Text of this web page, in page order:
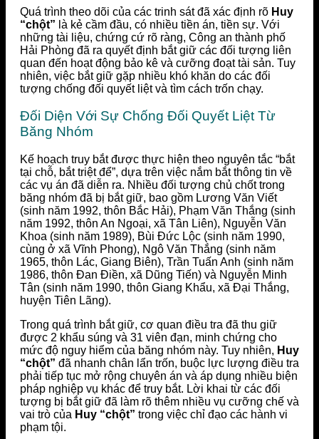
Quá trình theo dõi của các trinh sát đã xác định rõ Huy
“chột” là kẻ cầm đầu, có nhiều tiền án, tiền sự. Với
những tài liệu, chứng cứ rõ ràng, Công an thành phố
Hải Phòng đã ra quyết định bắt giữ các đối tượng liên
quan đến hoạt động bảo kê và cưỡng đoạt tài sản. Tuy
nhiên, việc bắt giữ gặp nhiều khó khăn do các đối
tượng chống đối quyết liệt và tìm cách trốn chạy.
Đối Diện Với Sự Chống Đối Quyết Liệt Từ
Băng Nhóm
Kế hoạch truy bắt được thực hiện theo nguyên tắc “bắt
tại chỗ, bắt triệt để”, dựa trên việc nắm bắt thông tin về
các vụ án đã diễn ra. Nhiều đối tượng chủ chốt trong
băng nhóm đã bị bắt giữ, bao gồm Lương Văn Viết
(sinh năm 1992, thôn Bắc Hải), Phạm Văn Thắng (sinh
năm 1992, thôn An Ngoại, xã Tân Liên), Nguyễn Văn
Khoa (sinh năm 1989), Bùi Đức Lộc (sinh năm 1990,
cùng ở xã Vĩnh Phong), Ngô Văn Thắng (sinh năm
1965, thôn Lác, Giang Biên), Trần Tuấn Anh (sinh năm
1986, thôn Đan Điền, xã Dũng Tiến) và Nguyễn Minh
Tân (sinh năm 1990, thôn Giang Khẩu, xã Đại Thắng,
huyện Tiên Lãng).
Trong quá trình bắt giữ, cơ quan điều tra đã thu giữ
được 2 khẩu súng và 31 viên đạn, minh chứng cho
mức độ nguy hiểm của băng nhóm này. Tuy nhiên, Huy
“chột” đã nhanh chân lẩn trốn, buộc lực lượng điều tra
phải tiếp tục mở rộng chuyên án và áp dụng nhiều biện
pháp nghiệp vụ khác để truy bắt. Lời khai từ các đối
tượng bị bắt giữ đã làm rõ thêm nhiều vụ cưỡng chế và
vai trò của Huy “chột” trong việc chỉ đạo các hành vi
phạm tội.